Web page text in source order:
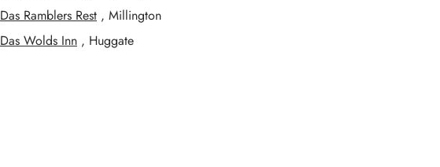
Das Ramblers Rest , Millington
Das Wolds Inn , Huggate